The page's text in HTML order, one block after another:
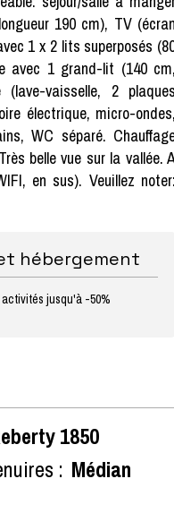
190 cm), TV
1 x 2 lits superposés
avec 1 grand-lit (140
vaisselle, 2
électrique, micro-
WC séparé.
belle vue sur la vallée.
en sus). Veuillez
hébergement
jusqu'à -50%
1850
: Médian